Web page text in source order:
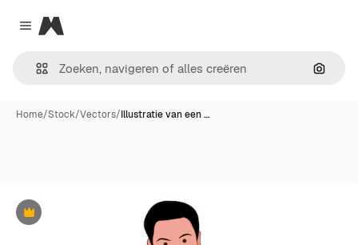
Close menu
Magnific
Home/Stock/Vectors/Illustratie van een …
Premium